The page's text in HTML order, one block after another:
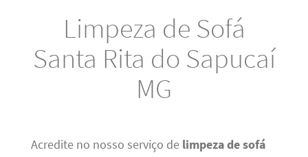
Limpeza de Sofá
Santa Rita do Sapucaí
MG
Acredite no nosso serviço de limpeza de sofá